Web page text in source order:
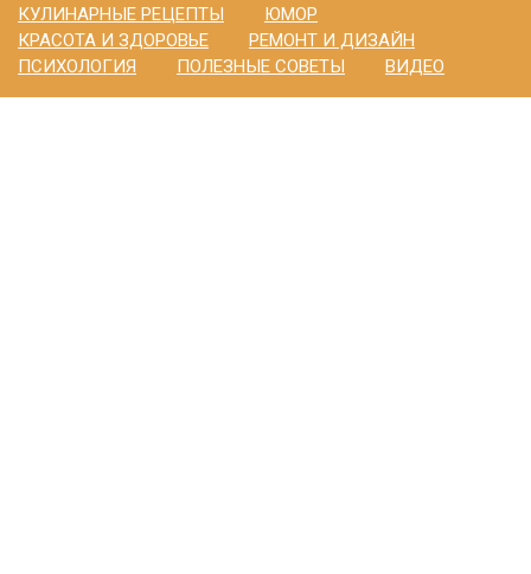
КУЛИНАРНЫЕ РЕЦЕПТЫ
ЮМОР
КРАСОТА И ЗДОРОВЬЕ
РЕМОНТ И ДИЗАЙН
ПСИХОЛОГИЯ
ПОЛЕЗНЫЕ СОВЕТЫ ВИДЕО